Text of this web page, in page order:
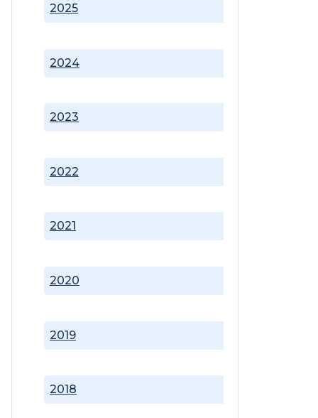
2018
2019
2020
2021
2022
2023
2024
2025